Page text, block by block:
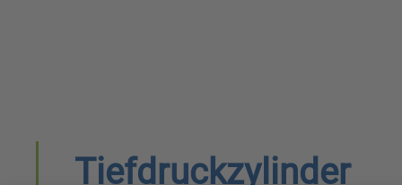
Tiefdruckzylinder